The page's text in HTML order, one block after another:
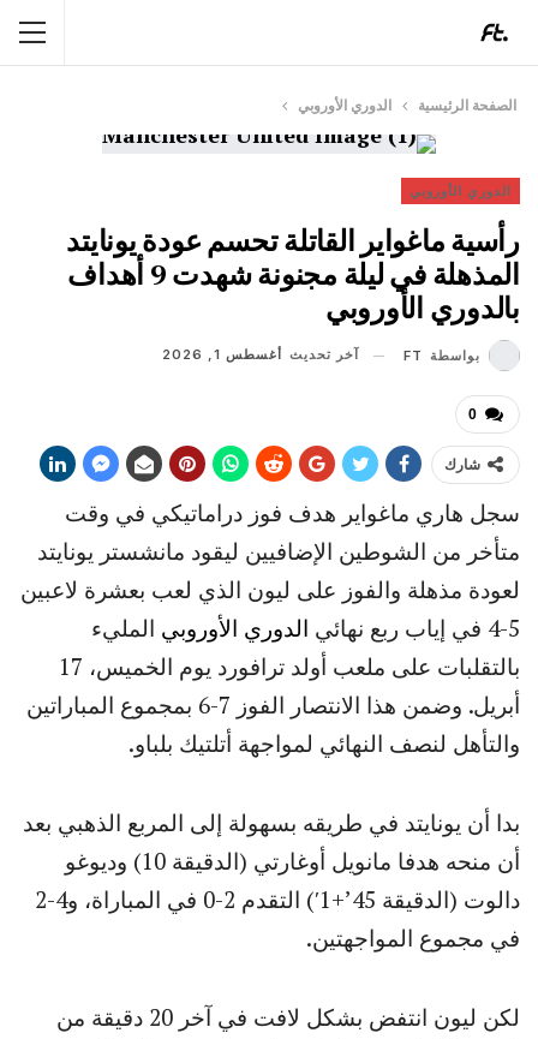
الصفحة الرئيسية الدوري الأوروبي
الدوري الأوروبي
رأسية ماغواير القاتلة تحسم عودة يونايتد
المذهلة في ليلة مجنونة شهدت 9 أهداف
بالدوري الأوروبي
بواسطة FT آخر تحديث أغسطس 1, 2026
0
شارك
سجل هاري ماغواير هدف فوز دراماتيكي في وقت
متأخر من الشوطين الإضافيين ليقود مانشستر يونايتد
لعودة مذهلة والفوز على ليون الذي لعب بعشرة لاعبين
5-4 في إياب ربع نهائي
الدوري الأوروبي المليء
بالتقلبات على ملعب أولد ترافورد يوم الخميس، 17
أبريل. وضمن هذا الانتصار الفوز 7-6 بمجموع المباراتين
والتأهل لنصف النهائي لمواجهة أتلتيك بلباو.
بدا أن يونايتد في طريقه بسهولة إلى المربع الذهبي بعد
أن منحه هدفا مانويل أوغارتي (الدقيقة 10) وديوغو
دالوت (الدقيقة 45’+1′) التقدم 2-0 في المباراة، و4-2
في مجموع المواجهتين.
لكن ليون انتفض بشكل لافت في آخر 20 دقيقة من